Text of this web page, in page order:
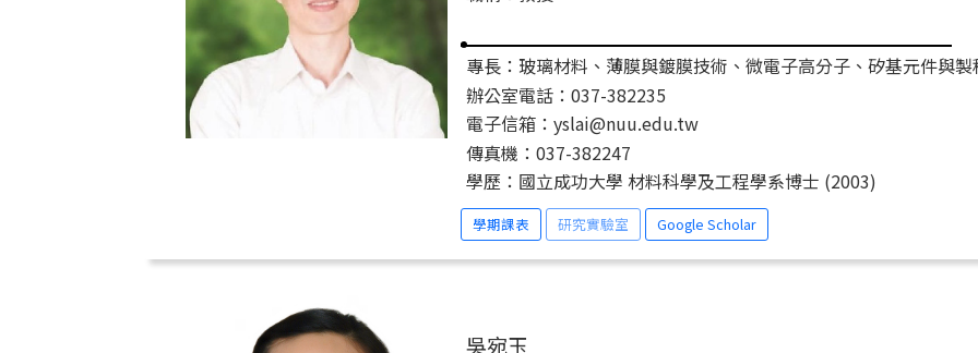
專長：玻璃材料、薄膜與鍍膜技術、微電子高分子、矽基元件與
辦公室電話：037-382235
電子信箱：yslai@nuu.edu.tw
傳真機：037-382247
學歷：國立成功大學 材料科學及工程學系博士 (2003)
學期課表 研究實驗室 Google Scholar
吳宛玉